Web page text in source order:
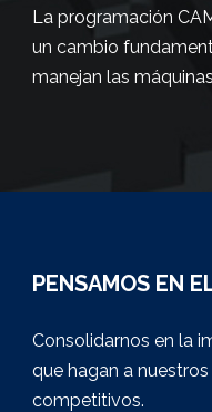
La programación
un cambio
manejan las
PENSAMOS EN
Consolidarnos en la
que hagan a
competitivos.